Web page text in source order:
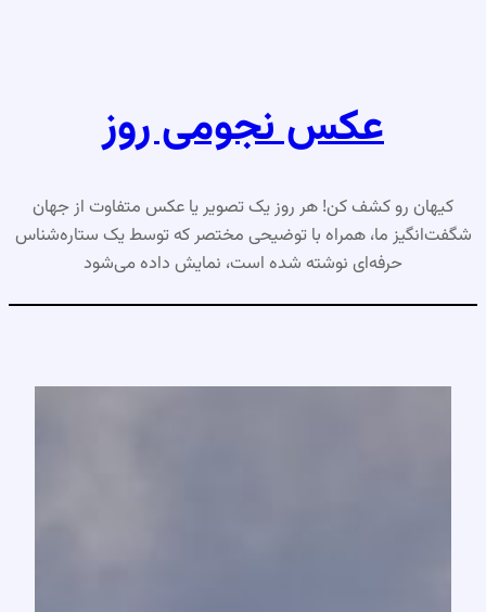
عکس نجومی روز
کیهان رو کشف کن! هر روز یک تصویر یا عکس متفاوت از جهان
شگفت‌انگیز ما، همراه با توضیحی مختصر که توسط یک ستاره‌شناس
حرفه‌ای نوشته شده است، نمایش داده می‌شود